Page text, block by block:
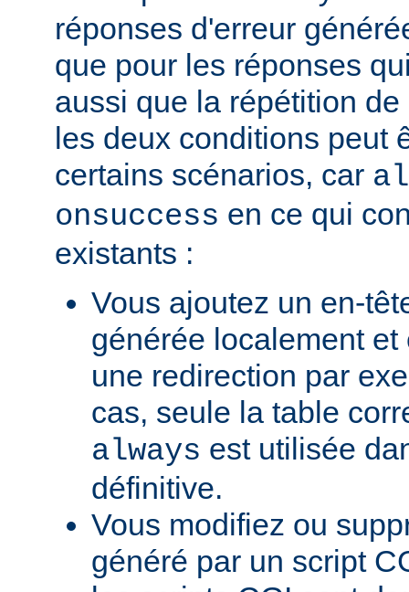
réponses d'erreur
que pour les réponses
aussi que la répétition
les deux conditions peut
certains scénarios, car
onsuccess en ce qui
existants :
Vous ajoutez un en-
générée localement
une redirection par
cas, seule la table
always est utilisée
définitive.
Vous modifiez ou
généré par un script